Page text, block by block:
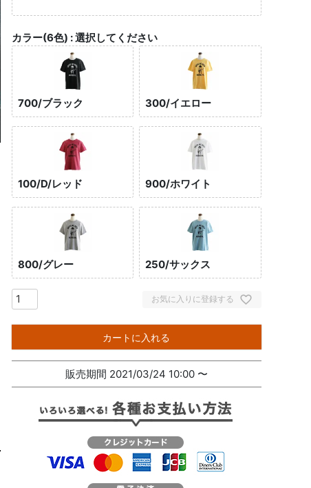
カラー(6色) 選択してください
700/ブラック 300/イエロー
100/D/レッド 900/ホワイト
800/グレー 250/サックス
お気に入りに登録する
カートに入れる
販売期間 2021/03/24 10:00 〜